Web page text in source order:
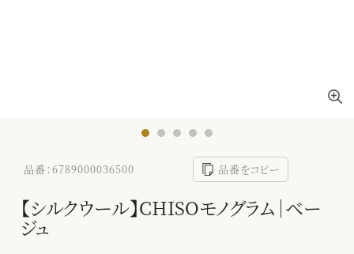
品番：6789000036500 品番をコピー
【シルクウール】CHISOモノグラム｜ベー
ジュ